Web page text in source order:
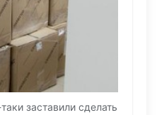
заставили сделать